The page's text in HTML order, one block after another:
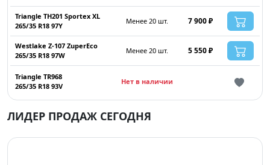
Triangle TH201 Sportex XL
265/35 R18 97Y
Менее 20 шт. 7 900 ₽
Westlake Z-107 ZuperEco
265/35 R18 97W
Менее 20 шт. 5 550 ₽
Triangle TR968
265/35 R18 93V
Нет в наличии
ЛИДЕР ПРОДАЖ СЕГОДНЯ